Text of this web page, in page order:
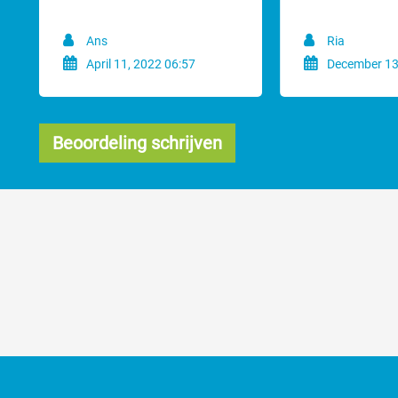
Een scheerkop is slijtage onderhevig. We geven daarom ook geen
Bestel een Aesculap plus speciale
Ans
April 11, 2022 06:57
Ria
December
Beoordeling schrijven